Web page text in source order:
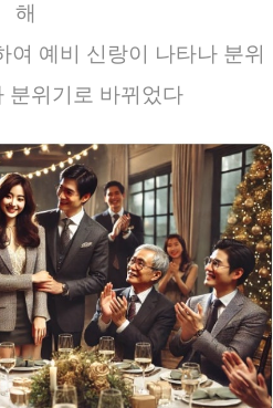
해
여 예비 신랑이 나타나 분위
분위기로 바뀌었다